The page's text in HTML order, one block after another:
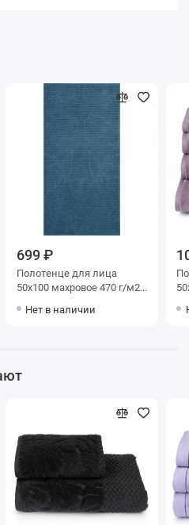
699 ₽
Полотенце для лица
50х100 махровое 470 г/м2
мануфактура
Нет в наличии
50х100